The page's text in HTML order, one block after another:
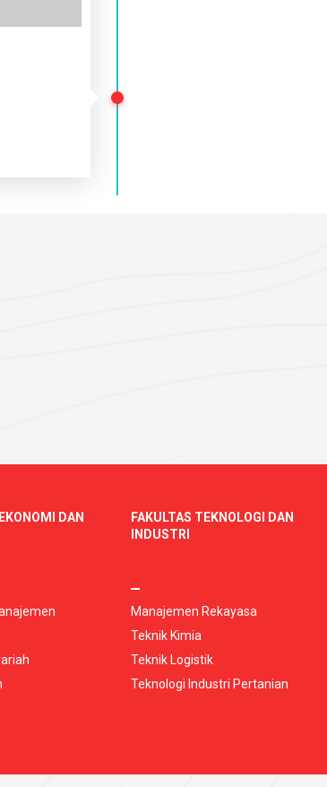
DAN
FAKULTAS TEKNOLOGI DAN
INDUSTRI
Manajemen Rekayasa
Teknik Kimia
Teknik Logistik
Teknologi Industri Pertanian